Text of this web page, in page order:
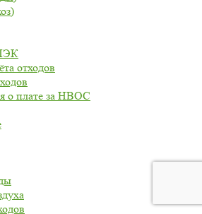
отходов
о плате за НВОС